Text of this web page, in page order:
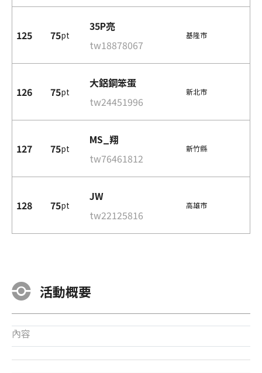
125 75pt
35P亮
tw18878067
基隆市
126 75pt
大鋁鋼笨蛋
tw24451996
新北市
127 75pt
MS_翔
tw76461812
新竹縣
128 75pt
JW
tw22125816
高雄市
活動概要
內容